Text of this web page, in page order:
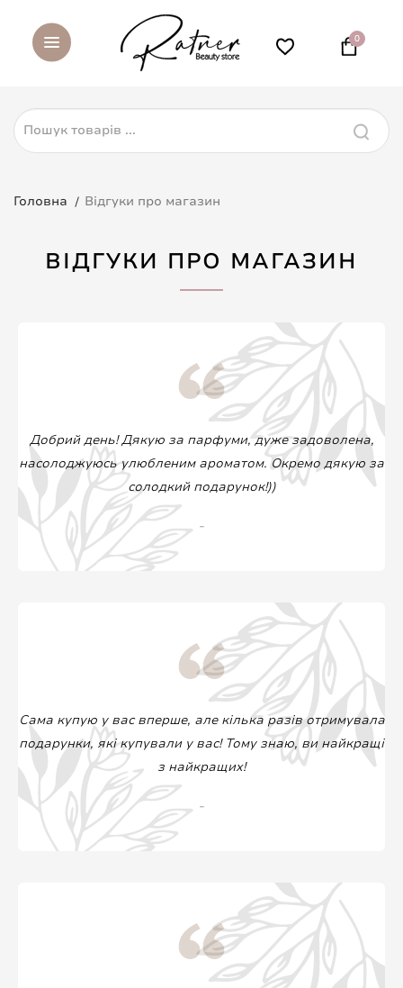
0
Головна Відгуки про магазин
ВІДГУКИ ПРО МАГАЗИН
Добрий день! Дякую за парфуми, дуже задоволена,
насолоджуюсь улюбленим ароматом. Окремо дякую за
солодкий подарунок!))
-
Сама купую у вас вперше, але кілька разів отримувала
подарунки, які купували у вас! Тому знаю, ви найкращі
з найкращих!
-